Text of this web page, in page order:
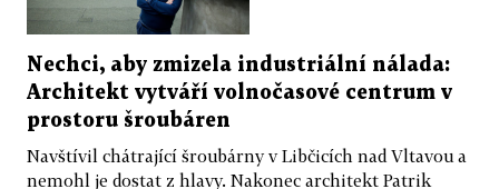
Nechci, aby zmizela industriální nálada:
Architekt vytváří volnočasové centrum v
prostoru šroubáren
Navštívil chátrající šroubárny v Libčicích nad Vltavou a
nemohl je dostat z hlavy. Nakonec architekt Patrik